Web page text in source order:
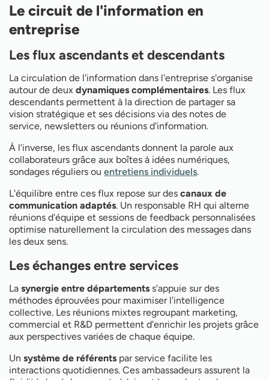
Le circuit de l'information en
entreprise
Les flux ascendants et descendants
La circulation de l'information dans l'entreprise s'organise
autour de deux dynamiques complémentaires. Les flux
descendants permettent à la direction de partager sa
vision stratégique et ses décisions via des notes de
service, newsletters ou réunions d'information.
À l'inverse, les flux ascendants donnent la parole aux
collaborateurs grâce aux boîtes à idées numériques,
sondages réguliers ou entretiens individuels.
L'équilibre entre ces flux repose sur des canaux de
communication adaptés. Un responsable RH qui alterne
réunions d'équipe et sessions de feedback personnalisées
optimise naturellement la circulation des messages dans
les deux sens.
Les échanges entre services
La synergie entre départements s'appuie sur des
méthodes éprouvées pour maximiser l'intelligence
collective. Les réunions mixtes regroupant marketing,
commercial et R&D permettent d'enrichir les projets grâce
aux perspectives variées de chaque équipe.
Un système de référents par service facilite les
interactions quotidiennes. Ces ambassadeurs assurent la